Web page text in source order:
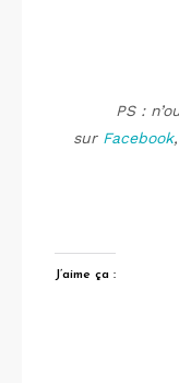
PS :
sur Facebook,
J’aime ça :